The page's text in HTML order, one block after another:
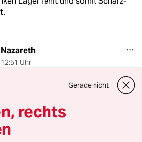
12:51 Uhr
Ihr rum wie Cassandra, und
dann seid Ihr plötzlich
Gerade nicht
rechts